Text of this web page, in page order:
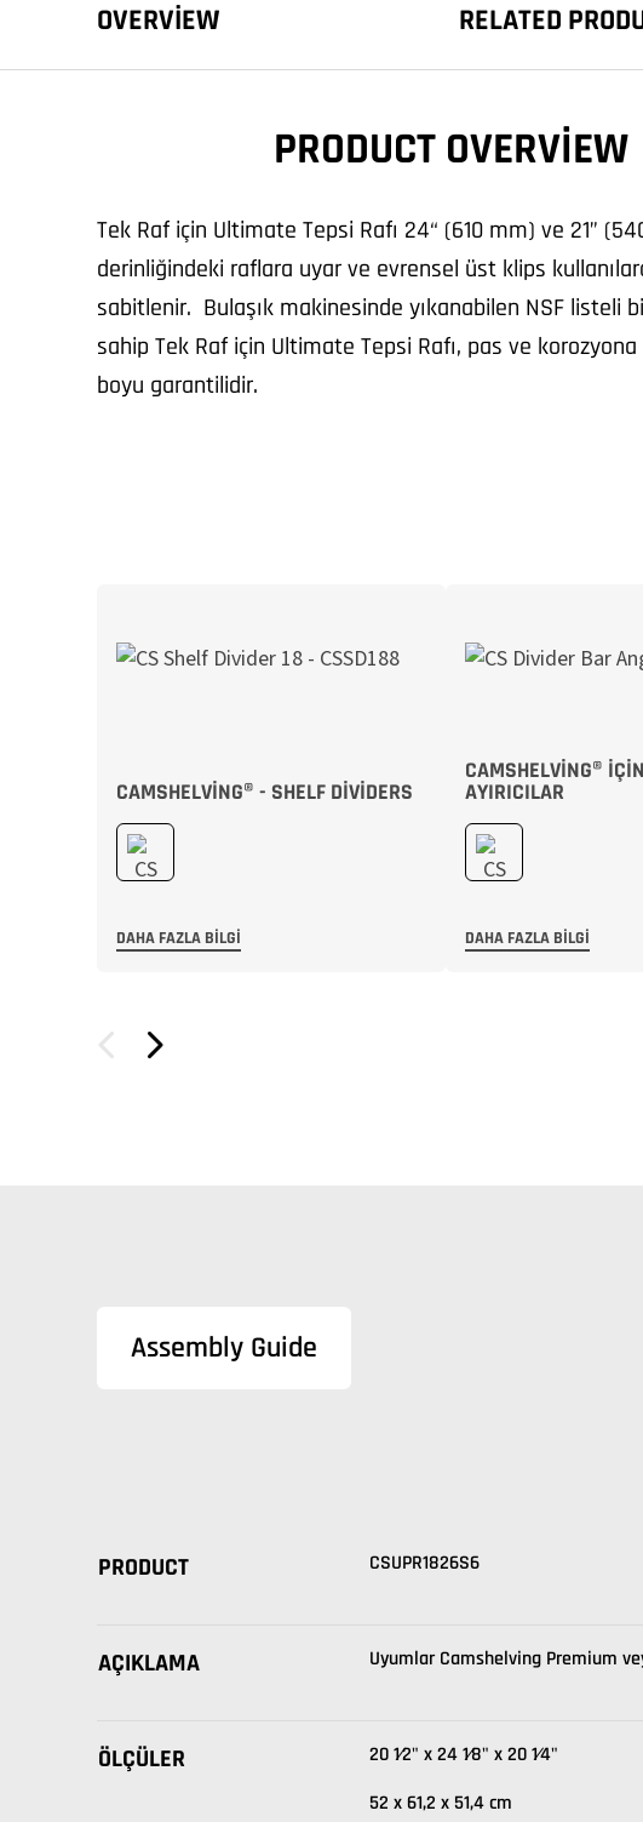
OVERVIEW RELATED
PRODUCT OVERVIEW
Tek Raf için Ultimate Tepsi Rafı 24“ (610 mm) ve 21”
derinliğindeki raflara uyar ve evrensel üst klips
sabitlenir. Bulaşık makinesinde yıkanabilen NSF listeli
sahip Tek Raf için Ultimate Tepsi Rafı, pas ve
boyu garantilidir.
CAMSHELVING® - SHELF DIVIDERS
DAHA FAZLA BILGI
CAMSHELVING®
AYIRICILAR
DAHA FAZLA BILGI
Assembly Guide
PRODUCT CSUPR1826S6
AÇIKLAMA Uyumlar Camshelving Premium
ÖLÇÜLER
20 1⁄2" x 24 1⁄8" x 20 1⁄4"
52 x 61,2 x 51,4 cm